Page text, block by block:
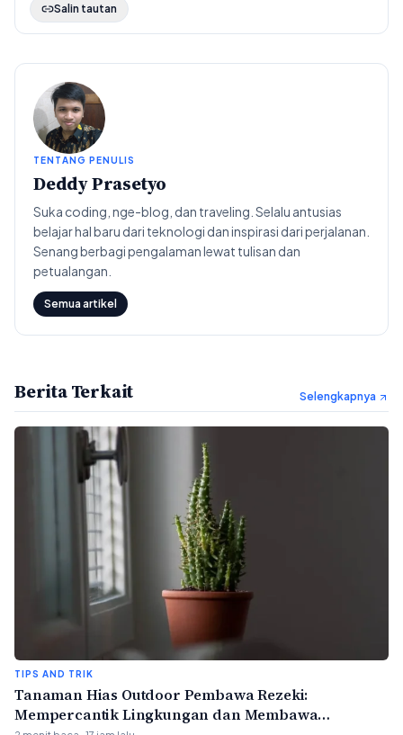
Salin tautan
TENTANG PENULIS
Deddy Prasetyo
Suka coding, nge-blog, dan traveling. Selalu antusias
belajar hal baru dari teknologi dan inspirasi dari perjalanan.
Senang berbagi pengalaman lewat tulisan dan
petualangan.
Semua artikel
Berita Terkait Selengkapnya
TIPS AND TRIK
Tanaman Hias Outdoor Pembawa Rezeki:
Mempercantik Lingkungan dan Membawa